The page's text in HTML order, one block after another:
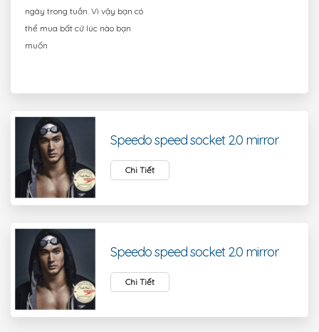
ngày trong tuần. Vì vậy bạn có
thể mua bất cứ lúc nào bạn
muốn
Speedo speed socket 2.0 mirror
Chi Tiết
Speedo speed socket 2.0 mirror
Chi Tiết